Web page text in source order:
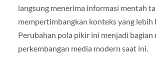
langsung menerima informasi mentah
mempertimbangkan konteks yang lebih
Perubahan pola pikir ini menjadi bagian
perkembangan media modern saat ini.